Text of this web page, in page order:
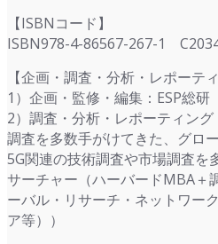
【ISBNコード】
ISBN978-4-86567-267-1
【企画・調査・分析・レポーテ
1）企画・監修・編集：ESP総
2）調査・分析・レポーティン
調査を多数手がけてきた、グロ
5G関連の技術調査や市場調査を
サーチャー（ハーバードMBA＋
ーバル・リサーチ・ネットワー
ア等））